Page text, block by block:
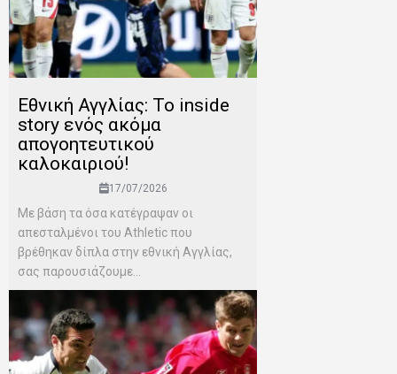
Εθνική Αγγλίας: Το inside
story ενός ακόμα
απογοητευτικού
καλοκαιριού!
17/07/2026
Mε βάση τα όσα κατέγραψαν οι
απεσταλμένοι του Αthletic που
βρέθηκαν δίπλα στην εθνική Αγγλίας,
σας παρουσιάζουμε...